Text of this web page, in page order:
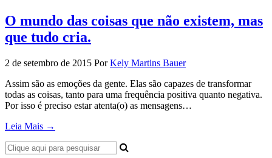
O mundo das coisas que não existem, mas
que tudo cria.
2 de setembro de 2015 Por Kely Martins Bauer
Assim são as emoções da gente. Elas são capazes de transformar
todas as coisas, tanto para uma frequência positiva quanto negativa.
Por isso é preciso estar atenta(o) as mensagens…
Leia Mais →